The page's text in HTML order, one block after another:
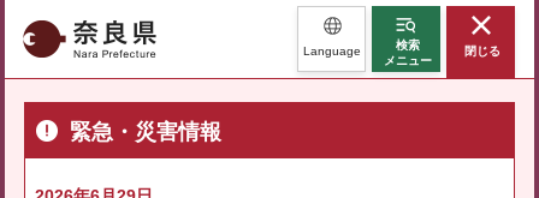
奈良県 Language
検索
メニュー
閉じる
緊急・災害情報